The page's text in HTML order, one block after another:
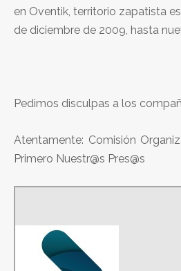
en Oventik, territorio zapatista
de diciembre de 2009, hasta
Pedimos disculpas a los
Atentamente: Comisión
Primero Nuestr@s Pres@s